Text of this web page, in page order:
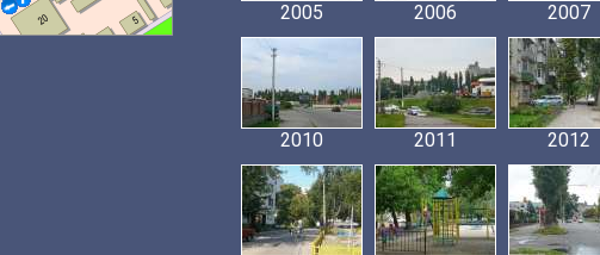
2005 2006 2007
2010 2011 2012